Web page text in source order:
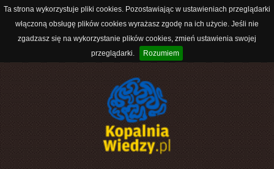
Ta strona wykorzystuje pliki cookies. Pozostawiając w ustawieniach przeglądarki
włączoną obsługę plików cookies wyrażasz zgodę na ich użycie. Jeśli nie
zgadzasz się na wykorzystanie plików cookies, zmień ustawienia swojej
przeglądarki.
Rozumiem